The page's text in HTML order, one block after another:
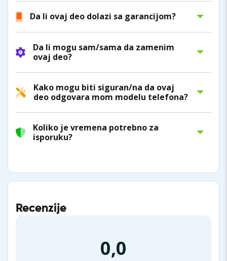
Da li ovaj deo dolazi sa garancijom?
Da li mogu sam/sama da zamenim
ovaj deo?
Kako mogu biti siguran/na da ovaj
deo odgovara mom modelu telefona?
Koliko je vremena potrebno za
isporuku?
Recenzije
0,0